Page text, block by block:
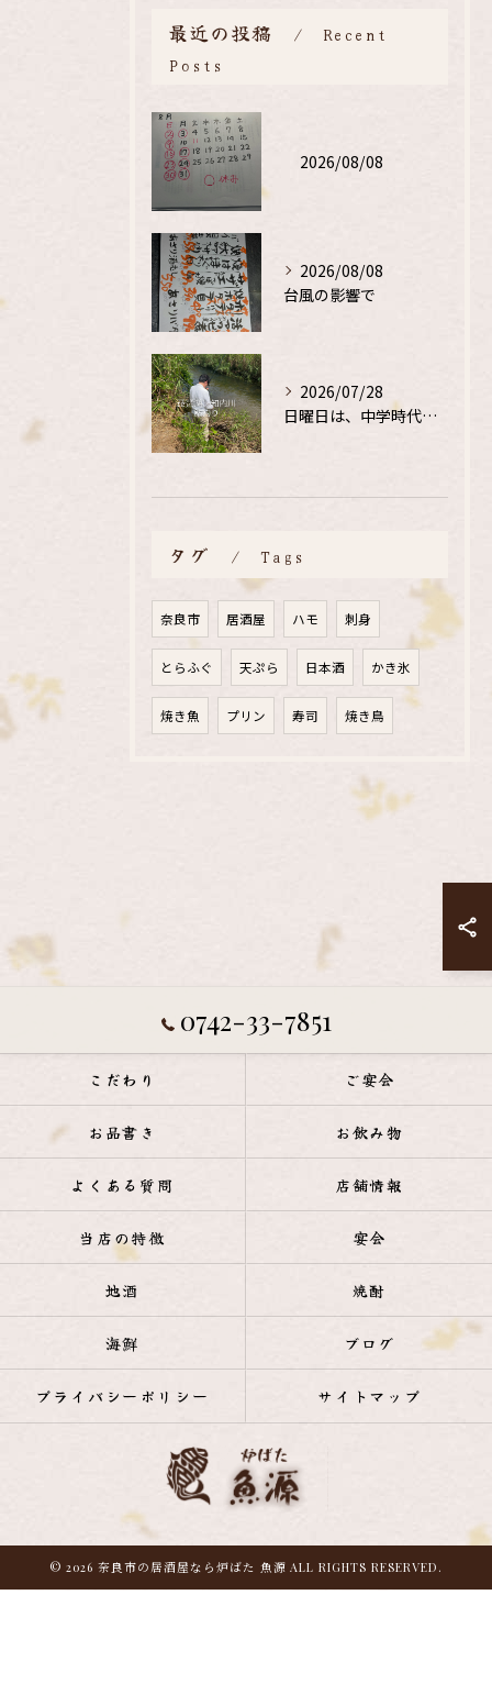
最近の投稿
Recent
Posts
2026/08/08
2026/08/08
台風の影響で
2026/07/28
日曜日は、中学時代の、同級生と鮎釣り
タグ Tags
奈良市 居酒屋 ハモ 刺身
とらふぐ 天ぷら 日本酒 かき氷
焼き魚 プリン 寿司 焼き鳥
0742-33-7851
こだわり ご宴会
お品書き お飲み物
よくある質問 店舗情報
当店の特徴 宴会
地酒 焼酎
海鮮 ブログ
プライバシーポリシー サイトマップ
© 2026 奈良市の居酒屋なら炉ばた 魚源 ALL RIGHTS RESERVED.